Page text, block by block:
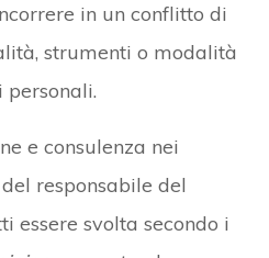
in un conflitto di
strumenti o modalità
e consulenza nei
responsabile del
essere svolta secondo i